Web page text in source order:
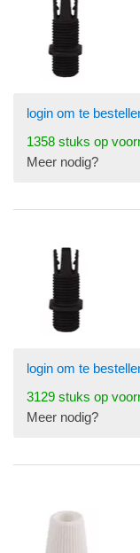
login om te
1358 stuks op
Meer nodig?
login om te
3129 stuks op
Meer nodig?